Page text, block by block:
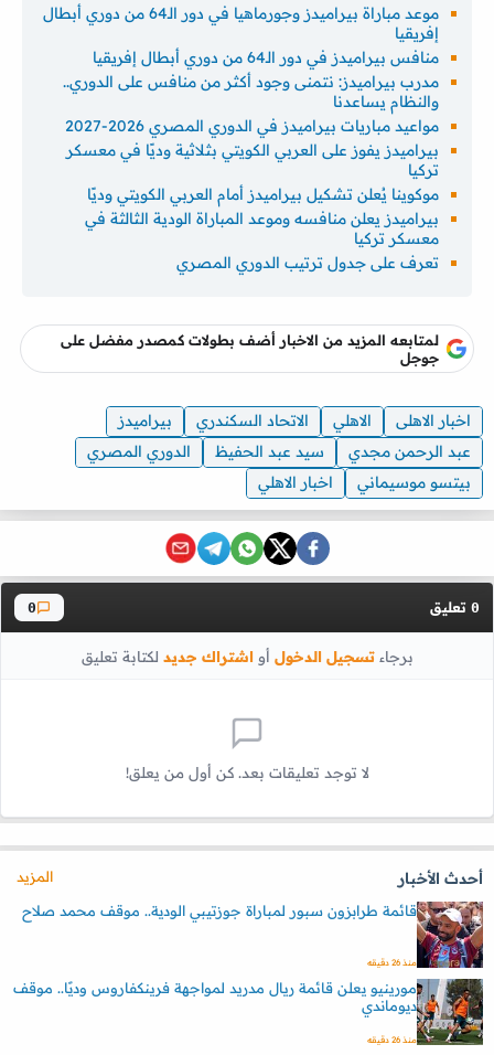
موعد مباراة بيراميدز وجورماهيا في دور الـ64 من دوري أبطال
إفريقيا
منافس بيراميدز في دور الـ64 من دوري أبطال إفريقيا
مدرب بيراميدز: نتمنى وجود أكثر من منافس على الدوري..
والنظام يساعدنا
مواعيد مباريات بيراميدز في الدوري المصري 2026-2027
بيراميدز يفوز على العربي الكويتي بثلاثية وديًا في معسكر
تركيا
موكوينا يُعلن تشكيل بيراميدز أمام العربي الكويتي وديًا
بيراميدز يعلن منافسه وموعد المباراة الودية الثالثة في
معسكر تركيا
تعرف على جدول ترتيب الدوري المصري
لمتابعه المزيد من الاخبار أضف بطولات كمصدر مفضل على
جوجل
اخبار الاهلى الاهلي الاتحاد السكندري
بيراميدز
عبد الرحمن مجدي
سيد عبد الحفيظ
الدوري المصري
بيتسو موسيماني
اخبار الاهلي
0 تعليق 0
برجاءتسجيل الدخول أواشتراك جديد لكتابة تعليق
لا توجد تعليقات بعد. كن أول من يعلق!
أحدث الأخبار
المزيد
قائمة طرابزون سبور لمباراة جوزتيبي الودية.. موقف محمد صلاح
منذ 26 دقيقه
مورينيو يعلن قائمة ريال مدريد لمواجهة فرينكفاروس وديًا.. موقف
ديوماندي
منذ 26 دقيقه